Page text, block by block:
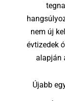
nem új
évtizedek
alapján
Újabb